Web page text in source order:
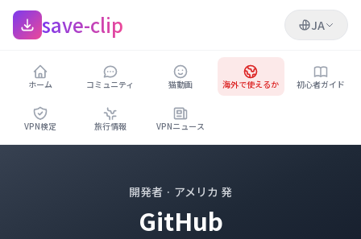
save-clip JA
ホーム コミュニティ 猫動画 海外で使えるか 初心者ガイド
VPN検定 旅行情報 VPNニュース
開発者 · アメリカ 発
GitHub